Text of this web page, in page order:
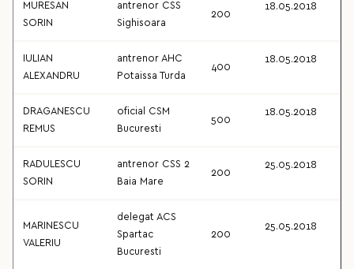
MURESAN
SORIN
antrenor CSS
Sighisoara
200
18.05.2018
IULIAN
ALEXANDRU
antrenor AHC
Potaissa Turda
400
18.05.2018
DRAGANESCU
REMUS
oficial CSM
Bucuresti
500
18.05.2018
RADULESCU
SORIN
antrenor CSS 2
Baia Mare
200
25.05.2018
MARINESCU
VALERIU
delegat ACS
Spartac
Bucuresti
200
25.05.2018